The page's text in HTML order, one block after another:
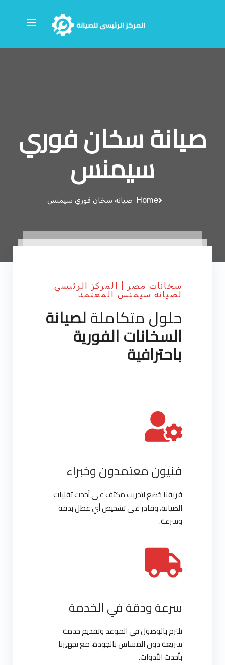
صيانة سخان فوري
سيمنس
Home صيانة سخان فوري سيمنس
سخانات مصر | المركز الرئيسي
لصيانة سيمنس المعتمد
حلول متكاملةلصيانة
السخانات الفورية
باحترافية
فنيون معتمدون وخبراء
فريقنا خضع لتدريب مكثف على أحدث تقنيات
الصيانة، وقادر على تشخيص أي عطل بدقة
وسرعة.
سرعة ودقة في الخدمة
نلتزم بالوصول في الموعد وتقديم خدمة
سريعة دون المساس بالجودة، مع تجهيزنا
بأحدث الأدوات.